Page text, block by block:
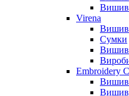
Virena
Сумки
Embroidery